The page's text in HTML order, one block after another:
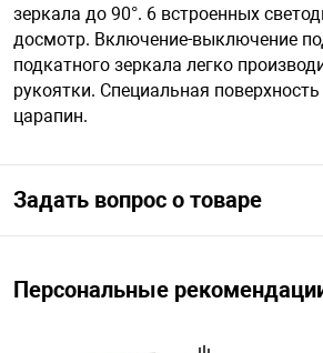
безопасность
оборудование
зеркала до 90°. 6 встроенных
досмотр. Включение-выключение
подкатного зеркала легко
рукоятки. Специальная
царапин.
Задать вопрос о товаре
Персональные